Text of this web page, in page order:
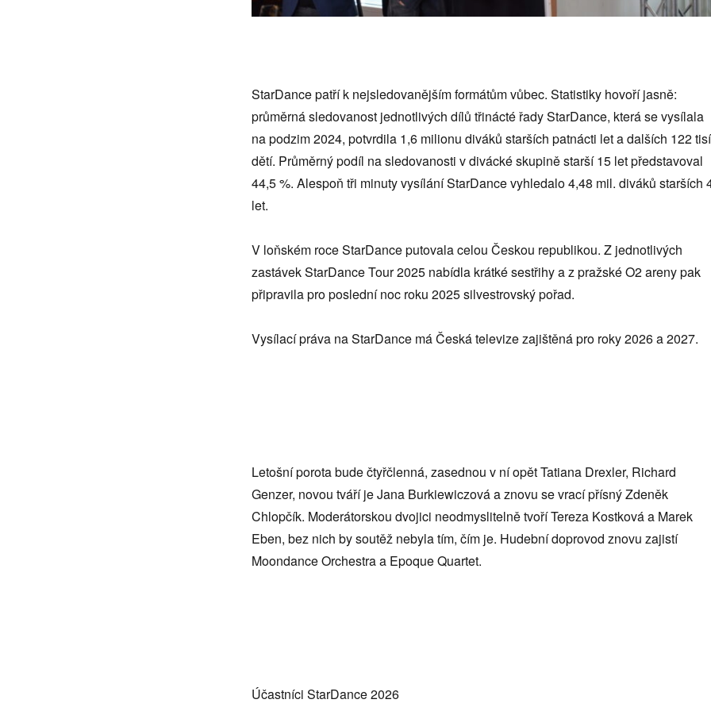
StarDance patří k nejsledovanějším formátům vůbec. Statistiky hovoří jasně:
průměrná sledovanost jednotlivých dílů třinácté řady StarDance, která se vysílala
na podzim 2024, potvrdila 1,6 milionu diváků starších patnácti let a dalších 122
dětí. Průměrný podíl na sledovanosti v divácké skupině starší 15 let představoval
44,5 %. Alespoň tři minuty vysílání StarDance vyhledalo 4,48 mil. diváků starších
let.
V loňském roce StarDance putovala celou Českou republikou. Z jednotlivých
zastávek StarDance Tour 2025 nabídla krátké sestřihy a z pražské O2 areny pak
připravila pro poslední noc roku 2025 silvestrovský pořad.
Vysílací práva na StarDance má Česká televize zajištěná pro roky 2026 a 2027.
Letošní porota bude čtyřčlenná, zasednou v ní opět Tatiana Drexler, Richard
Genzer, novou tváří je Jana Burkiewiczová a znovu se vrací přísný Zdeněk
Chlopčík. Moderátorskou dvojici neodmyslitelně tvoří Tereza Kostková a Marek
Eben, bez nich by soutěž nebyla tím, čím je. Hudební doprovod znovu zajistí
Moondance Orchestra a Epoque Quartet.
Účastníci StarDance 2026